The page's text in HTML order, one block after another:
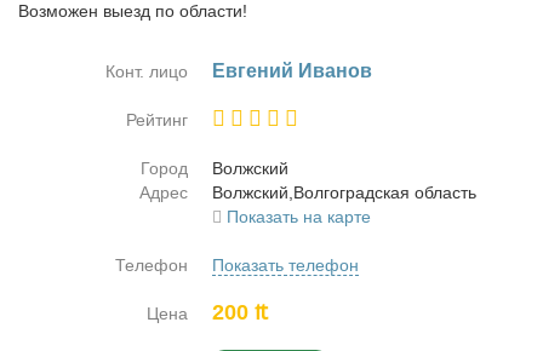
Возможен выезд по области!
Конт. лицо Ев­ге­ний Ива­нов
Рейтинг
Город
Волж­ский
Адрес
Волж­ский,Вол­го­град­ская об­ласть
Показать на карте
Телефон Показать телефон
Цена 200 ₶